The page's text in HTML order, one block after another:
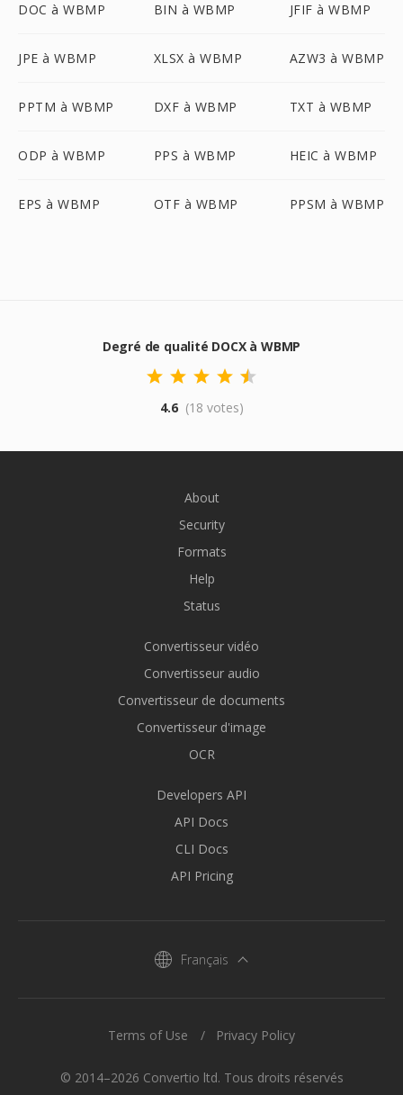
DOC à WBMP BIN à WBMP JFIF à WBMP
JPE à WBMP XLSX à WBMP AZW3 à WBMP
PPTM à WBMP DXF à WBMP TXT à WBMP
ODP à WBMP PPS à WBMP HEIC à WBMP
EPS à WBMP OTF à WBMP PPSM à WBMP
Degré de qualité DOCX à WBMP
4.6 (18 votes)
About
Security
Formats
Help
Status
Convertisseur vidéo
Convertisseur audio
Convertisseur de documents
Convertisseur d'image
OCR
Developers API
API Docs
CLI Docs
API Pricing
Français
© 2014–2026 Convertio ltd. Tous droits réservés
Terms of Use Privacy Policy